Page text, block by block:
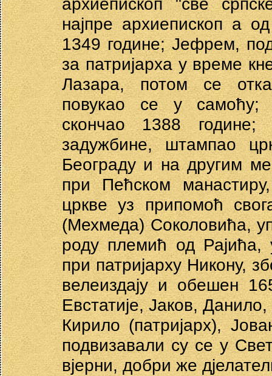
најпре архиепископ а
1349 године; Јефрем,
за патријарха у време
Лазара, потом се
повукао се у самоћу;
скончао 1388 године;
задужбине, штампао
Београду и на другим
при Пећском
цркве уз припомоћ
(Мехмеда) Соколовића,
роду племић од Рајића,
при патријарху Никону,
велеиздају и обешен
Евстатије, Јаков,
Кирило (патријарх),
подвизавали су се у
вјерни, добри же